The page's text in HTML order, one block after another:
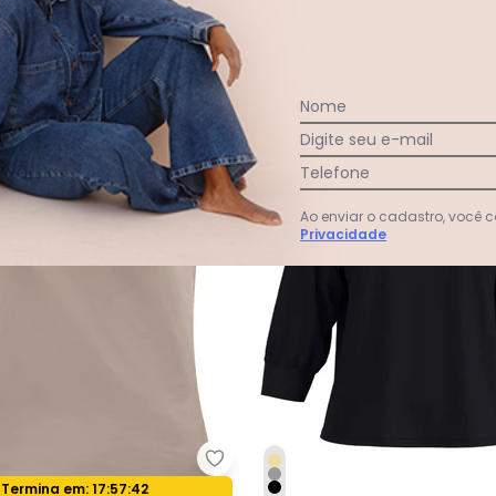
33,86sem juros
sem Mangas com Pregas em Malha Verde
Lunender - Blusa sem Mangas
Oferta relâmpago
Termina em:17:57:40
Nome
Digite seu e-mail
Telefone
Ao enviar o cadastro, você
Privacidade